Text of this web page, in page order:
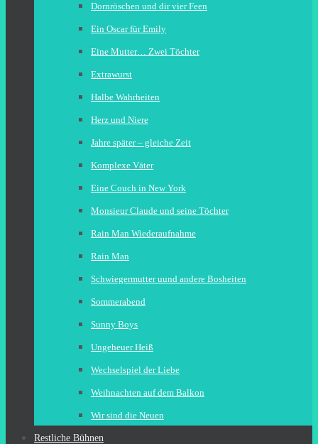
Dornröschen und dir vier Feen
Ein Oscar für Emily
Eine Mutter… Zwei Töchter
Extrawurst
Halbe Wahrheiten
Herz und Niere
Jahre später – gleiche Zeit
Komplexe Väter
Eine Couch in New York
Monsieur Claude und seine Töchter
Rain Man Wiederaufnahme
Rain Man
Schwiegermutter uund andere Bosheiten
Sommerabend
Sunny Boys
Ungeheuer Heiß
Wechselspiel der Liebe
Weihnachten auf dem Balkon
Wir sind die Neuen
Restliche Bühnen